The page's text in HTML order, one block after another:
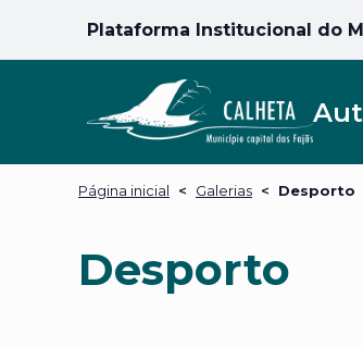
Plataforma Institucional do
Página inicial < Galerias < Desporto
Desporto